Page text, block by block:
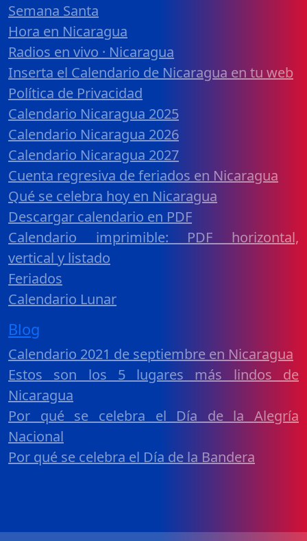
Semana Santa
Hora en Nicaragua
Radios en vivo · Nicaragua
Inserta el Calendario de Nicaragua en tu web
Política de Privacidad
Calendario Nicaragua 2025
Calendario Nicaragua 2026
Calendario Nicaragua 2027
Cuenta regresiva de feriados en Nicaragua
Qué se celebra hoy en Nicaragua
Descargar calendario en PDF
Calendario imprimible: PDF horizontal,
vertical y listado
Feriados
Calendario Lunar
Blog
Calendario 2021 de septiembre en Nicaragua
Estos son los 5 lugares más lindos de
Nicaragua
Por qué se celebra el Día de la Alegría
Nacional
Por qué se celebra el Día de la Bandera